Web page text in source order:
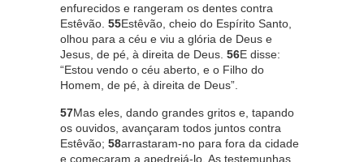
enfurecidos e rangeram os dentes contra
Estêvão. 55Estêvão, cheio do Espírito Santo,
olhou para a céu e viu a glória de Deus e
Jesus, de pé, à direita de Deus. 56E disse:
“Estou vendo o céu aberto, e o Filho do
Homem, de pé, à direita de Deus”.
57Mas eles, dando grandes gritos e, tapando
os ouvidos, avançaram todos juntos contra
Estêvão; 58arrastaram-no para fora da cidade
e começaram a apedrejá-lo. As testemunhas